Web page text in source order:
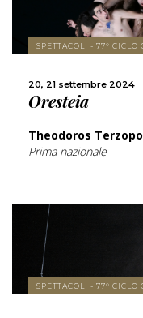
SPETTACOLI - 77° CICLO
20, 21 settembre 2024
Oresteia
Theodoros
Prima nazionale
SPETTACOLI - 77° CICLO